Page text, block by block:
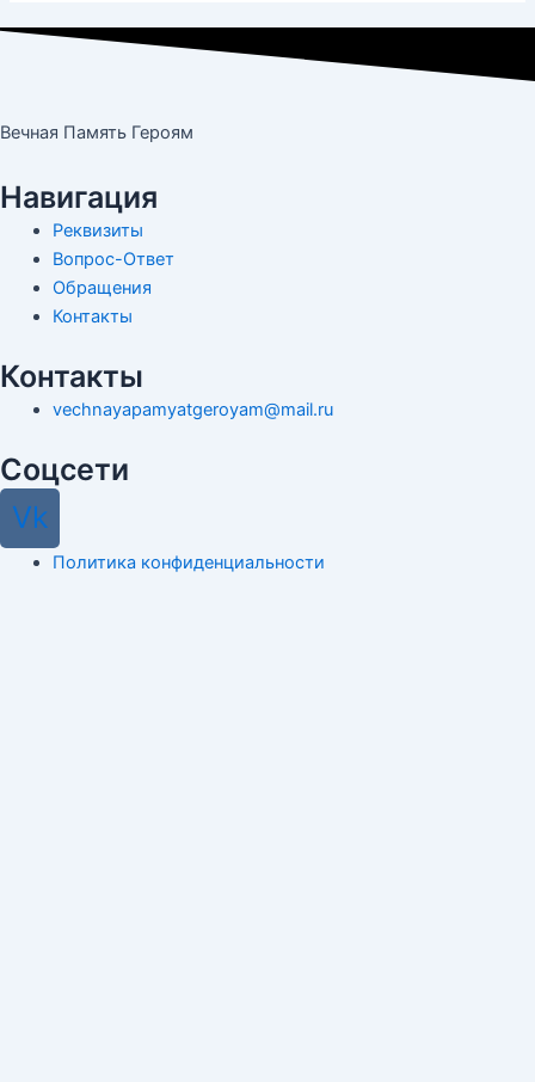
Вечная Память Героям
Навигация
Реквизиты
Вопрос-Ответ
Обращения
Контакты
Контакты
vechnayapamyatgeroyam@mail.ru
Соцсети
Vk
Политика конфиденциальности